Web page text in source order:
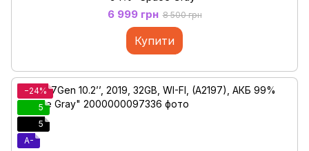
6 999 грн 8 500 грн
Купити
−24%
5
5
A-